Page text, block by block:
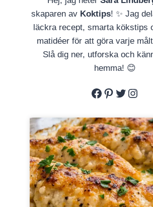
skaparen av Koktips! ✨ Jag
läckra recept, smarta kökstips
matidéer för att göra varje
Slå dig ner, utforska och
hemma! 😊
Facebook
Pinterest
Twitter